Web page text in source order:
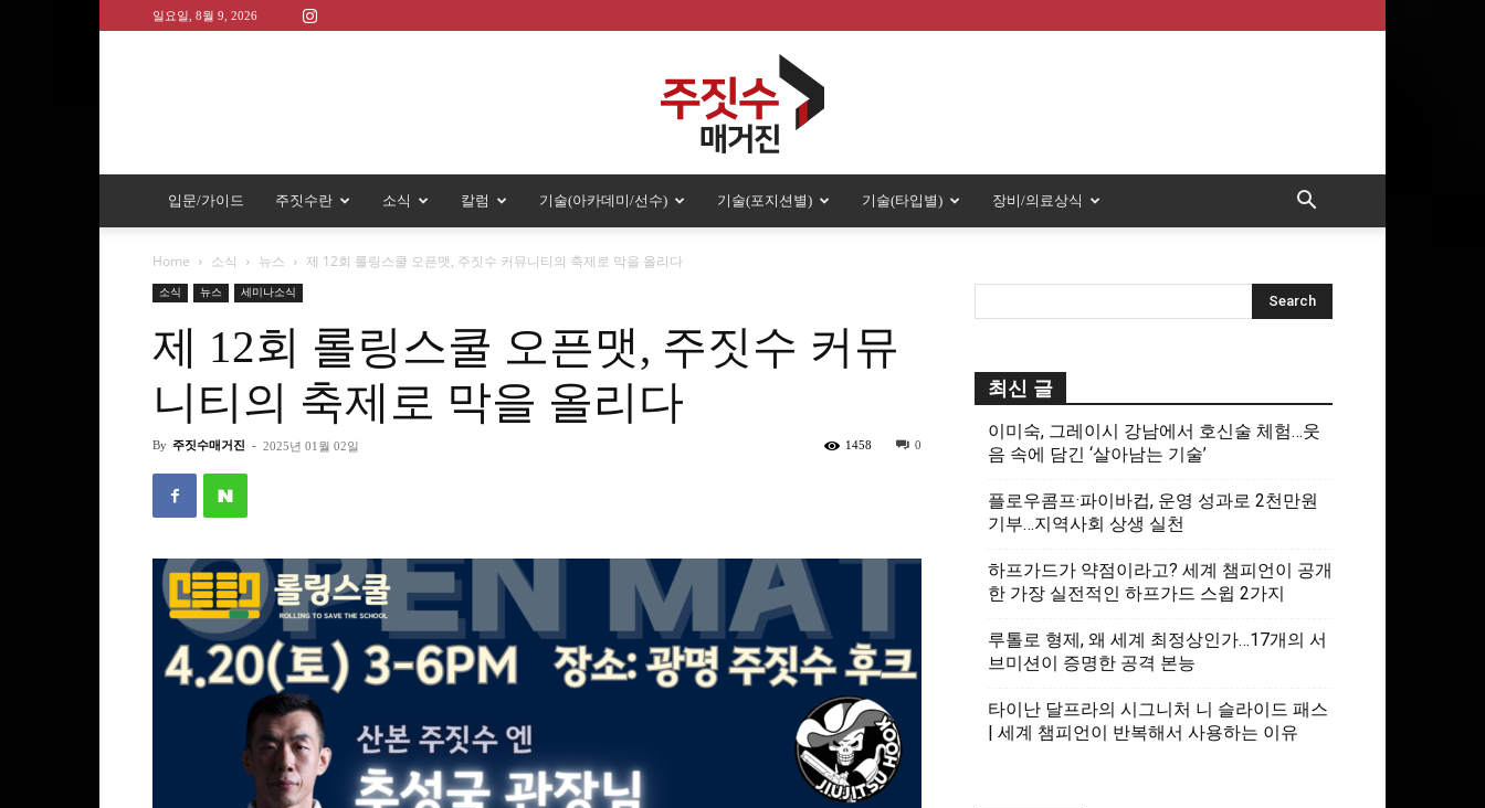
일요일, 8월 9, 2026
주
짓
매
입문/가이드 주짓수란 소식 칼럼 기술(아카데미/선수) 기술(포지션별) 기술(타입별) 장비/의료상식
Home 소식 뉴스 제 12회 롤링스쿨 오픈맷, 주짓수 커뮤니티의 축제로 막을 올리다
소식 뉴스 세미나소식
제 12회 롤링스쿨 오픈맷, 주짓수 커뮤
니티의 축제로 막을 올리다
By 주짓수매거진 - 2025년 01월 02일 0
1458
최신 글
이미숙, 그레이시 강남에서 호신술 체험…웃
음 속에 담긴 ‘살아남는 기술’
플로우콤프·파이바컵, 운영 성과로 2천만원
기부…지역사회 상생 실천
하프가드가 약점이라고? 세계 챔피언이 공개
한 가장 실전적인 하프가드 스윕 2가지
루톨로 형제, 왜 세계 최정상인가…17개의 서
브미션이 증명한 공격 본능
타이난 달프라의 시그니처 니 슬라이드 패스
| 세계 챔피언이 반복해서 사용하는 이유